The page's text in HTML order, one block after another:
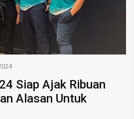
Siap Ajak Ribuan
Alasan Untuk